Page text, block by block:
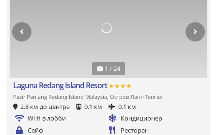
1 / 24
Laguna Redang Island Resort★★★★
Pasir Panjang Redang Island Malaysia, Остров Ланг-Тенгах
2.8 км до центра 0.1 км
0.1 км
Wi-fi в лобби
Кондиционер
Сейф
Ресторан